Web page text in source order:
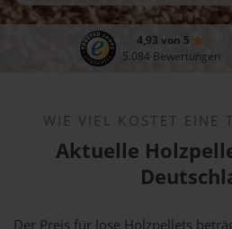
4,93 von 5
5.084 Bewertungen
WIE VIEL KOSTET EINE
Aktuelle
Der Preis für lose Holzpellets